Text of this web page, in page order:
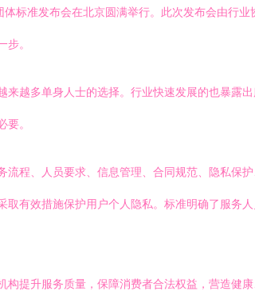
标准发布会在北京圆满举行。此次发布会由行
。
越多单身人士的选择。行业快速发展的也暴露
。
程、人员要求、信息管理、合同规范、隐私保
有效措施保护用户个人隐私。标准明确了服务
提升服务质量，保障消费者合法权益，营造健